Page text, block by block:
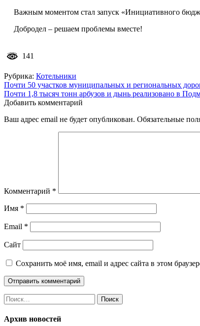
Важным моментом стал запуск «Инициативного
Добродел – решаем проблемы вместе!
141
Рубрика: Котельники
Навигация
по
Почти 50 участков муниципальных и региональных
Почти 1,8 тысяч тонн арбузов и дынь реализовано в
Добавить комментарий
Ваш адрес email не будет опубликован. Обязательные
Комментарий *
Имя *
Email *
Сайт
Сохранить моё имя, email и адрес сайта в этом
Найти:
Архив новостей